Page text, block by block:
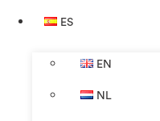
ES
EN
NL